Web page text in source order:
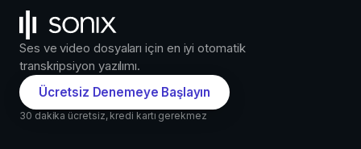
Ses ve video dosyaları için en iyi otomatik
transkripsiyon yazılımı.
Ücretsiz Denemeye Başlayın
30 dakika ücretsiz, kredi kartı gerekmez